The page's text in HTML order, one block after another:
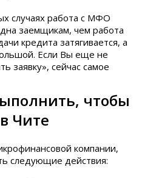
случаях работа с МФО
заемщикам, чем работа
кредита затягивается, а
Если Вы еще не
заявку», сейчас самое
чтобы
Чите
компании,
следующие действия: